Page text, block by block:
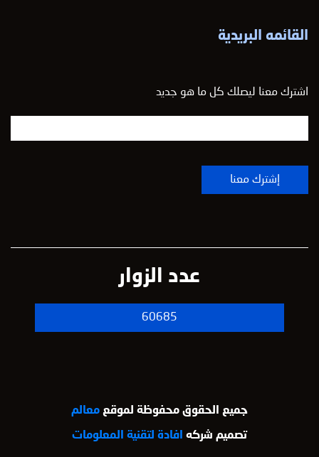
القائمه البريدية
اشترك معنا ليصلك كل ما هو جديد
عدد الزوار
60685
جميع الحقوق محفوظة لموقع معالم
تصميم شركه افادة لتقنية المعلومات